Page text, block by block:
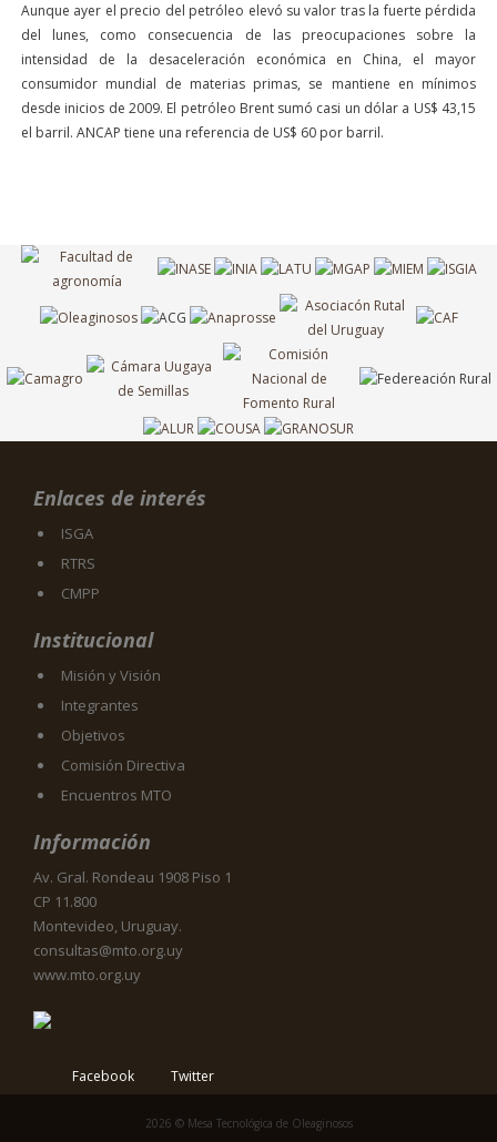
Aunque ayer el precio del petróleo elevó su valor tras la fuerte pérdida
del lunes, como consecuencia de las preocupaciones sobre la
intensidad de la desaceleración económica en China, el mayor
consumidor mundial de materias primas, se mantiene en mínimos
desde inicios de 2009. El petróleo Brent sumó casi un dólar a US$ 43,15
el barril. ANCAP tiene una referencia de US$ 60 por barril.
Enlaces de interés
ISGA
RTRS
CMPP
Institucional
Misión y Visión
Integrantes
Objetivos
Comisión Directiva
Encuentros MTO
Información
Av. Gral. Rondeau 1908 Piso 1
CP 11.800
Montevideo, Uruguay.
consultas@mto.org.uy
www.mto.org.uy
Facebook Twitter
2026 © Mesa Tecnológica de Oleaginosos